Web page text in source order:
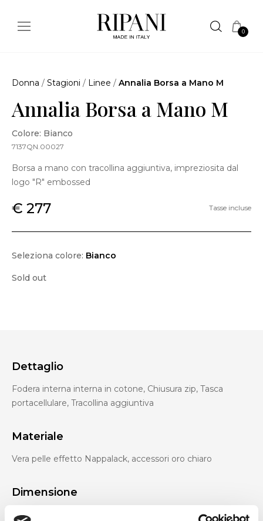
0
Donna / Stagioni / Linee / Annalia Borsa a Mano M
Annalia Borsa a Mano M
Colore: Bianco
7137QN.00027
Borsa a mano con tracollina aggiuntiva, impreziosita dal
logo "R" embossed
€ 277 Tasse incluse
Seleziona colore: Bianco
Sold out
Dettaglio
Fodera interna interna in cotone, Chiusura zip, Tasca
portacellulare, Tracollina aggiuntiva
Materiale
Vera pelle effetto Nappalack, accessori oro chiaro
Dimensione
24 x 9 x 16 cm (l x a x p)